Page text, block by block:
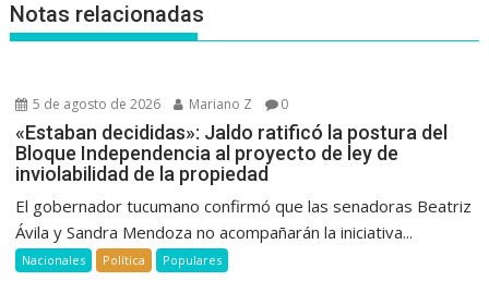
Notas relacionadas
5 de agosto de 2026 Mariano Z 0
«Estaban decididas»: Jaldo ratificó la postura del
Bloque Independencia al proyecto de ley de
inviolabilidad de la propiedad
El gobernador tucumano confirmó que las senadoras Beatriz
Ávila y Sandra Mendoza no acompañarán la iniciativa...
Nacionales Política Populares